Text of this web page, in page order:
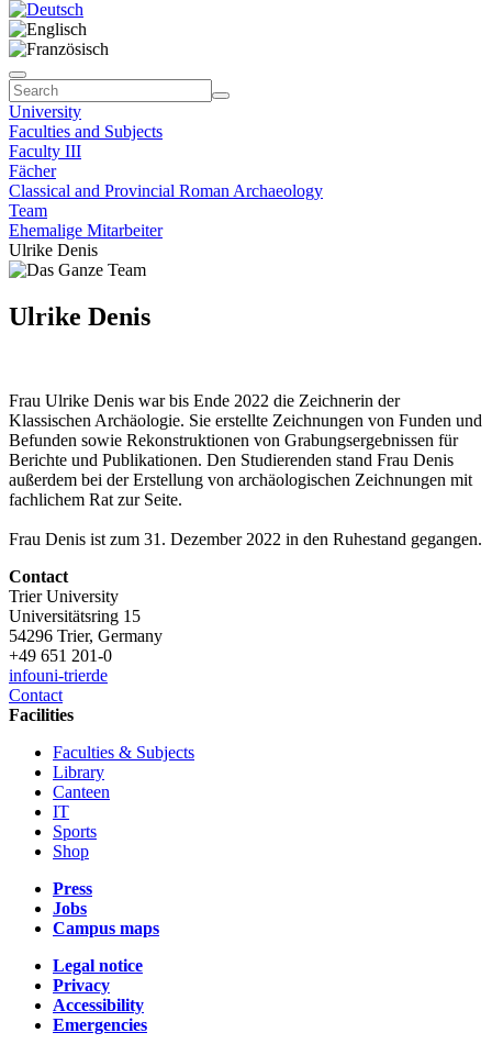
University
Faculties and Subjects
Faculty III
Fächer
Classical and Provincial Roman Archaeology
Team
Ehemalige Mitarbeiter
Ulrike Denis
Ulrike Denis
Frau Ulrike Denis war bis Ende 2022 die Zeichnerin der
Klassischen Archäologie. Sie erstellte Zeichnungen von Funden und
Befunden sowie Rekonstruktionen von Grabungsergebnissen für
Berichte und Publi­kationen. Den Studierenden stand Frau Denis
außerdem bei der Erstellung von archäolo­gischen Zeichnungen mit
fachlichem Rat zur Seite.
Frau Denis ist zum 31. Dezember 2022 in den Ruhestand gegangen.
Contact
Trier University
Universitätsring 15
54296 Trier, Germany
+49 651 201-0
infouni-trierde
Contact
Facilities
Faculties & Subjects
Library
Canteen
IT
Sports
Shop
Press
Jobs
Campus maps
Legal notice
Privacy
Accessibility
Emergencies